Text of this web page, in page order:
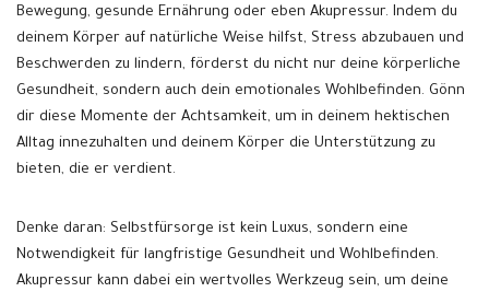
Bewegung, gesunde Ernährung oder eben Akupressur. Indem du
deinem Körper auf natürliche Weise hilfst, Stress abzubauen und
Beschwerden zu lindern, förderst du nicht nur deine körperliche
Gesundheit, sondern auch dein emotionales Wohlbefinden. Gönn
dir diese Momente der Achtsamkeit, um in deinem hektischen
Alltag innezuhalten und deinem Körper die Unterstützung zu
bieten, die er verdient.
Denke daran: Selbstfürsorge ist kein Luxus, sondern eine
Notwendigkeit für langfristige Gesundheit und Wohlbefinden.
Akupressur kann dabei ein wertvolles Werkzeug sein, um deine